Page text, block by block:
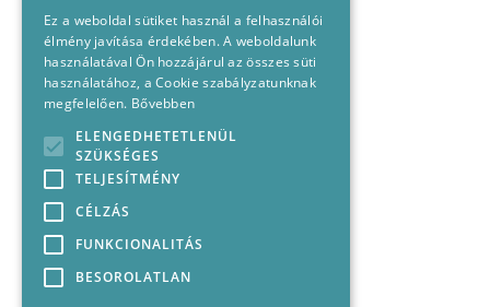
Ez a weboldal sütiket használ a felhasználói
élmény javítása érdekében. A weboldalunk
használatával Ön hozzájárul az összes süti
használatához, a Cookie szabályzatunknak
megfelelően. Bővebben
ELENGEDHETETLENÜL
SZÜKSÉGES
TELJESÍTMÉNY
CÉLZÁS
FUNKCIONALITÁS
BESOROLATLAN